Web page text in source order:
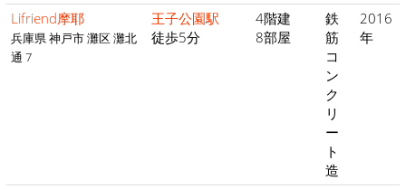
Lifriend摩耶
兵庫県 神戸市 灘区 灘北
通 7
王子公園駅
徒歩5分
4階建
8部屋
鉄
筋
コ
ン
ク
リ
ー
ト
造
2016
年